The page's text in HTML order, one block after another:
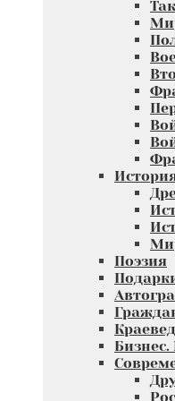
Поэзия